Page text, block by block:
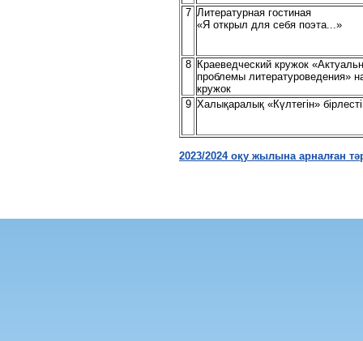
7 Литературная гостиная
«Я открыл для себя поэта...»
8
Краеведческий кружок
проблемы литературоведения»
кружок
9 Халықаралық «Күлтегін»
2023/2024 оқу жылына арналған